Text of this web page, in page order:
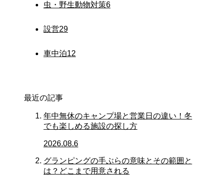
虫・野生動物対策6
設営29
車中泊12
最近の記事
年中無休のキャンプ場と営業日の違い！冬
でも楽しめる施設の探し方
2026.08.6
グランピングの手ぶらの意味とその範囲と
は？どこまで用意される